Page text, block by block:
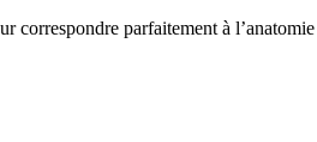
parfaitement à